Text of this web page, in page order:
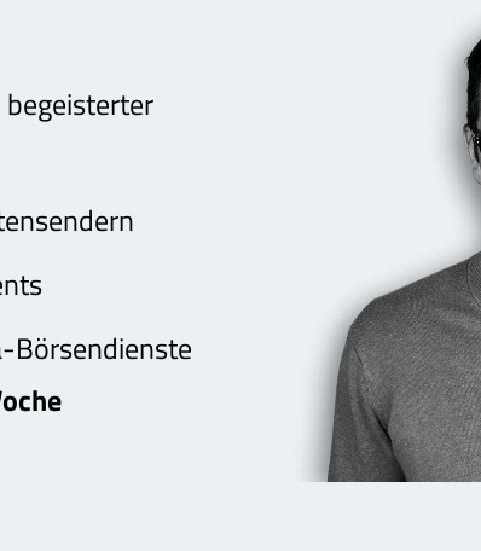
Börsendienste